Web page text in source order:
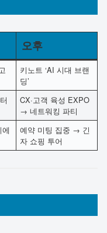
오후
키노트 ‘AI 시대 브랜
딩’
CX·고객 육성 EXPO
→ 네트워킹 파티
예약 미팅 집중 → 긴
자 쇼핑 투어